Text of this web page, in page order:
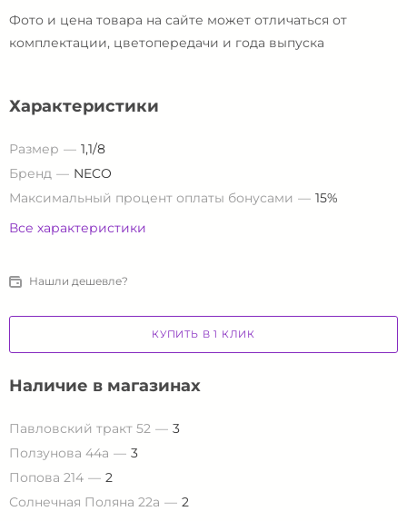
Фото и цена товара на сайте может отличаться от
комплектации, цветопередачи и года выпуска
Характеристики
Размер
1,1/8
Бренд
NECO
Максимальный процент оплаты бонусами
15%
Все характеристики
Нашли дешевле?
КУПИТЬ В 1 КЛИК
Наличие в магазинах
Павловский тракт 52
3
Ползунова 44а
3
Попова 214
2
Солнечная Поляна 22а
2